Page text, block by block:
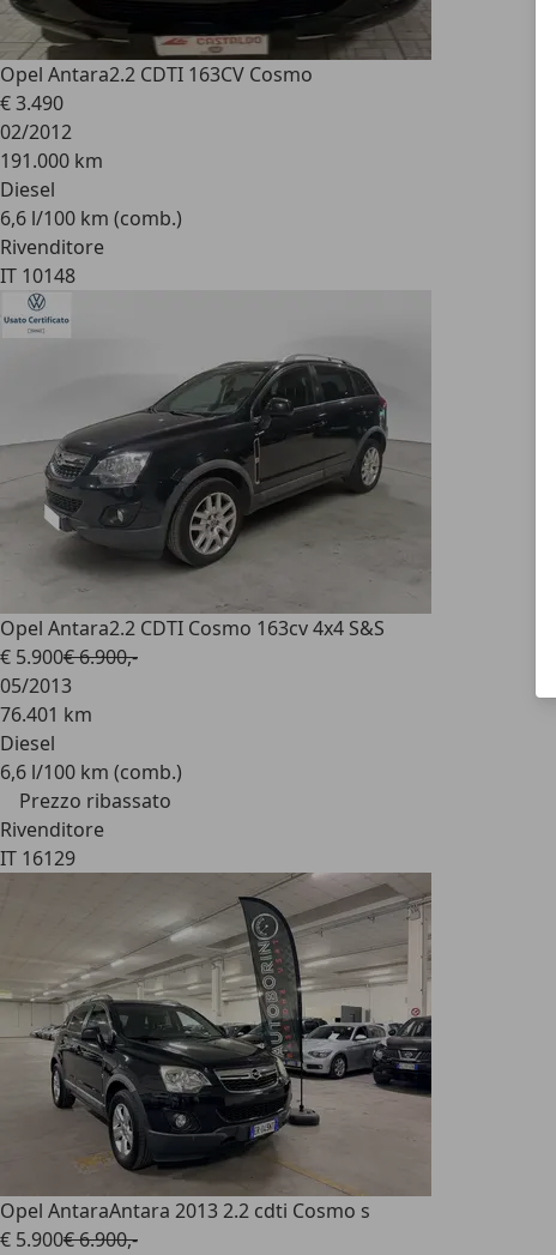
Opel Antara2.2 CDTI 163CV Cosmo
€ 3.490
02/2012
191.000 km
Diesel
6,6 l/100 km (comb.)
Rivenditore
IT 10148
Opel Antara2.2 CDTI Cosmo 163cv 4x4 S&S
€ 5.900€ 6.900,-
05/2013
76.401 km
Diesel
6,6 l/100 km (comb.)
Prezzo ribassato
Rivenditore
IT 16129
Opel AntaraAntara 2013 2.2 cdti Cosmo s
€ 5.900€ 6.900,-